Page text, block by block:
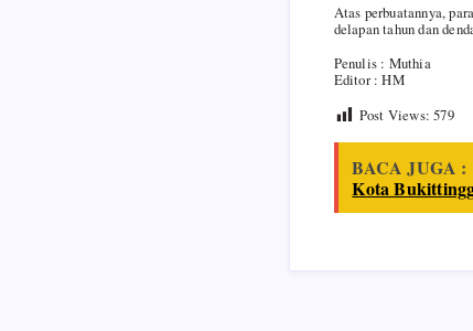
Atas perbuatannya,
delapan tahun dan
Penulis : Muthia
Editor : HM
Post Views: 579
BACA JUGA :
Kota